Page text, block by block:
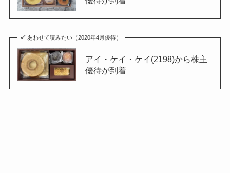
あわせて読みたい（2020年4月優待）
アイ・ケイ・ケイ(2198)から株主
優待が到着